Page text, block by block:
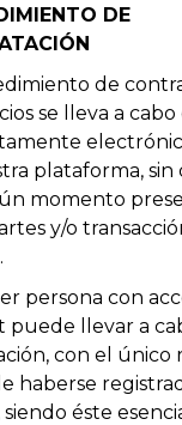
DE
de
se lleva a
plataforma, sin
momento
y/o
persona con
puede llevar a
con el único
haberse
éste